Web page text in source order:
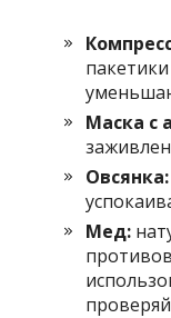
Маска с
Овсянка:
Мед: